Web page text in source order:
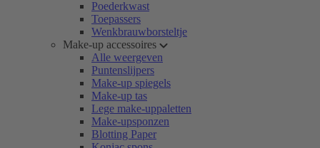
Poederkwast
Toepassers
Wenkbrauwborsteltje
Make-up accessoires
Alle weergeven
Puntenslijpers
Make-up spiegels
Make-up tas
Lege make-uppaletten
Make-upsponzen
Blotting Paper